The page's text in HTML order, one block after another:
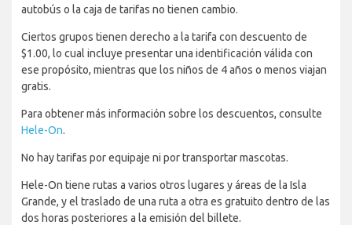
autobús o la caja de tarifas no tienen cambio.
Ciertos grupos tienen derecho a la tarifa con descuento de
$1.00, lo cual incluye presentar una identificación válida con
ese propósito, mientras que los niños de 4 años o menos viajan
gratis.
Para obtener más información sobre los descuentos, consulte
Hele-On.
No hay tarifas por equipaje ni por transportar mascotas.
Hele-On tiene rutas a varios otros lugares y áreas de la Isla
Grande, y el traslado de una ruta a otra es gratuito dentro de las
dos horas posteriores a la emisión del billete.